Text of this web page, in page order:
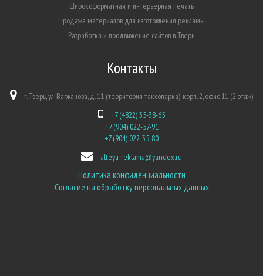
Широкоформатная и интерьерная печать
Продажа материалов для изготовления рекламы
Разработка и продвижение сайтов в Твери
Контакты
г. Тверь, ул. Вагжанова, д. 11 (территория таксопарка), корп. 2, офис 11 (2 этаж)
+7 (4822) 35-38-65
+7 (904) 022-57-91
+7 (904) 022-35-80
alteya-reklama@yandex.ru
Политика конфиденциальности
Согласие на обработку персональных данных